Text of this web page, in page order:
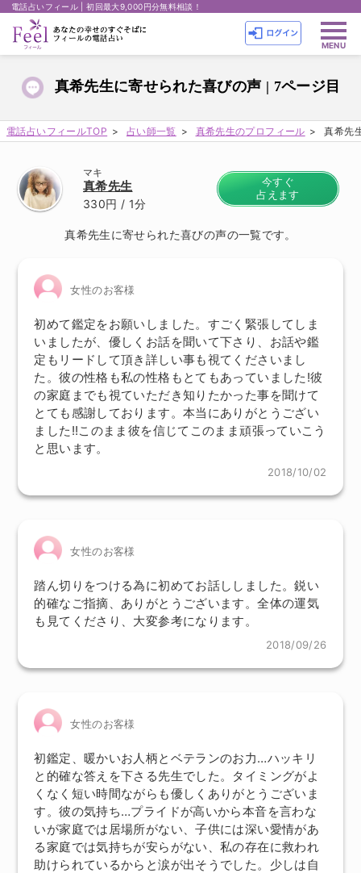
電話占いフィール | 初回最大9,000円分無料相談！
真希先生に寄せられた喜びの声 | 7ページ目
電話占いフィールTOP 占い師一覧 真希先生のプロフィール 真希先
マキ
真希先生
330円 / 1分
今すぐ
占えます
真希先生に寄せられた喜びの声の一覧です。
女性のお客様
初めて鑑定をお願いしました。すごく緊張してしま
いましたが、優しくお話を聞いて下さり、お話や鑑
定もリードして頂き詳しい事も視てくださいまし
た。彼の性格も私の性格もとてもあっていました!彼
の家庭までも視ていただき知りたかった事を聞けて
とても感謝しております。本当にありがとうござい
ました!!このまま彼を信じてこのまま頑張っていこう
と思います。
2018/10/02
女性のお客様
踏ん切りをつける為に初めてお話ししました。鋭い
的確なご指摘、ありがとうございます。全体の運気
も見てくださり、大変参考になります。
2018/09/26
女性のお客様
初鑑定、暖かいお人柄とベテランのお力…ハッキリ
と的確な答えを下さる先生でした。タイミングがよ
くなく短い時間ながらも優しくありがとうございま
す。彼の気持ち…プライドが高いから本音を言わな
いが家庭では居場所がない、子供には深い愛情があ
る家庭では気持ちが安らがない、私の存在に救われ
助けられているからと涙が出そうでした。少しは自